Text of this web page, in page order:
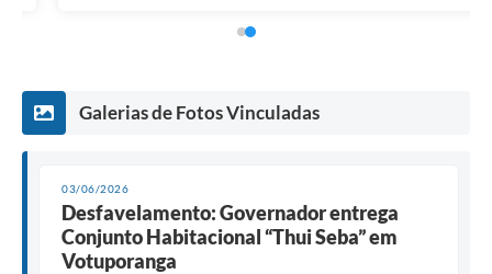
Galerias de Fotos Vinculadas
03/06/2026
Desfavelamento: Governador entrega
Conjunto Habitacional “Thui Seba” em
Votuporanga